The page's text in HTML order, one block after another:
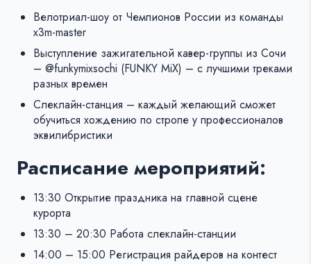
Велотриал-шоу от Чемпионов России из команды
x3m-master
Выступление зажигательной кавер-группы из Сочи
– @funkymixsochi (FUNKY MiX) – с лучшими треками
разных времен
Слеклайн-станция – каждый желающий сможет
обучиться хождению по стропе у профессионалов
эквилибристики
Расписание мероприятий:
13:30 Открытие праздника на главной сцене
курорта
13:30 – 20:30 Работа слеклайн-станции
14:00 – 15:00 Регистрация райдеров на контест